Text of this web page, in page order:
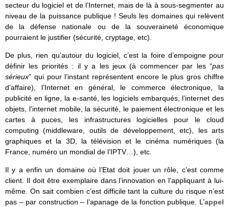
secteur du logiciel et de l’Internet, mais de là à sous-segmenter au
niveau de la puissance publique ! Seuls les domaines qui relèvent
de la défense nationale ou de la souveraineté économique
pourraient le justifier (sécurité, cryptage, etc).
De plus, rien qu’autour du logiciel, c’est la foire d’empoigne pour
définir les priorités : il y a les jeux (à commencer par les “pas
sérieux” qui pour l’instant représentent encore le plus gros chiffre
d’affaire), l’Internet en général, le commerce électronique, la
publicité en ligne, la e-santé, les logiciels embarqués, l’internet des
objets, l’internet mobile, la sécurité, le paiement électronique et les
cartes à puces, les infrastructures logicielles pour le cloud
computing (middleware, outils de développement, etc), les arts
graphiques et la 3D, la télévision et le cinéma numériques (la
France, numéro un mondial de l’IPTV…), etc.
Il y a enfin un domaine où l’Etat doit jouer un rôle, c’est comme
client. Il doit être exemplaire dans l’innovation en l’appliquant à lui-
même. On sait combien c’est difficile tant la culture du risque n’est
pas – par construction – l’apanage de la fonction publique. L’appel